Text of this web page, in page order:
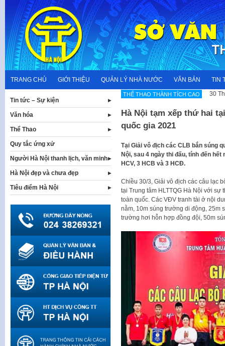
content
TRANG CHỦ GIỚI THIỆU QUẢN LÝ NHÀ NƯỚC VĂN BẢN TIN
THẾ THAO THÀNH TÍCH CAO 30
Hà Nội tạm xếp thứ hai
quốc gia 2021
Tại Giải vô địch các CLB bắn súng
Nội, sau 4 ngày thi đấu, tính đến
HCV, 3 HCB và 3 HCĐ.
Chiều 30/3, Giải vô địch các câu lạc
tại Trung tâm HLTTQG Hà Nội với
toàn quốc. Các VĐV tranh tài ở nội
nằm, 10m súng trường di động, 25m
trường hơi hỗn hợp đồng đội, 50m
Tin tức – Sự kiện
Văn hóa
Thể Thao
Quy tắc ứng xử
Người Hà Nội thanh lịch, văn minh
Hà Nội đẹp và chưa đẹp
Tiêu điểm Hà Nội